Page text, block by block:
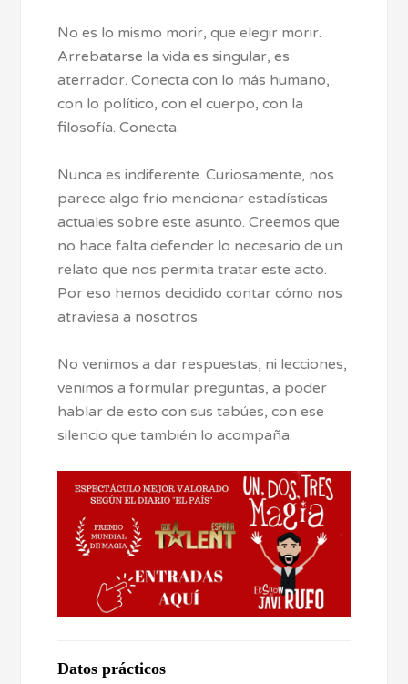
No es lo mismo morir, que elegir morir.
Arrebatarse la vida es singular, es
aterrador. Conecta con lo más humano,
con lo político, con el cuerpo, con la
filosofía. Conecta.
Nunca es indiferente. Curiosamente, nos
parece algo frío mencionar estadísticas
actuales sobre este asunto. Creemos que
no hace falta defender lo necesario de un
relato que nos permita tratar este acto.
Por eso hemos decidido contar cómo nos
atraviesa a nosotros.
No venimos a dar respuestas, ni lecciones,
venimos a formular preguntas, a poder
hablar de esto con sus tabúes, con ese
silencio que también lo acompaña.
Datos prácticos